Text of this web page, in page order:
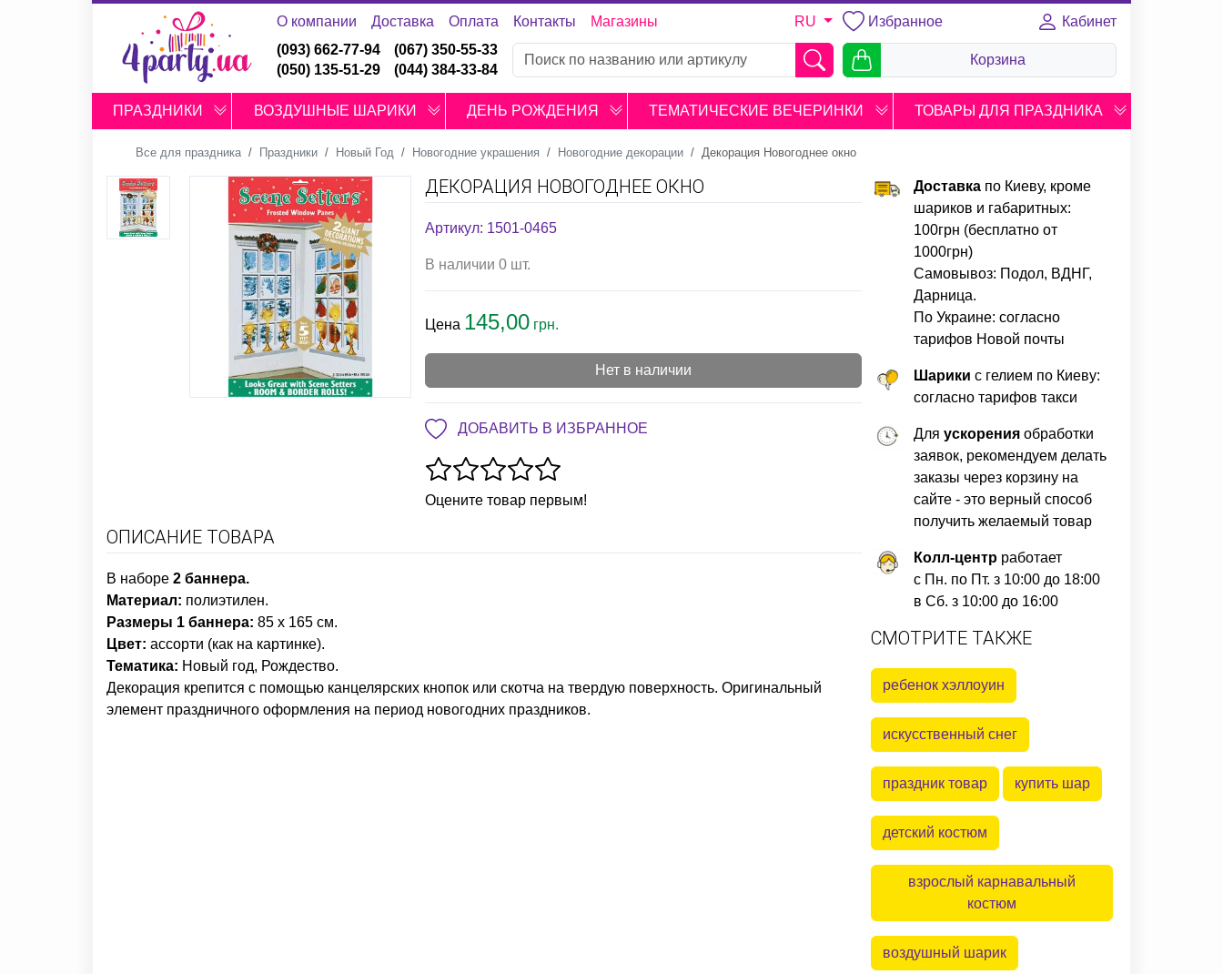
О компании Доставка Оплата Контакты Магазины RU Избранное
Кабинет
(093) 662-77-94
(050) 135-51-29
(067) 350-55-33
(044) 384-33-84
Корзина
ПРАЗДНИКИ ВОЗДУШНЫЕ ШАРИКИ ДЕНЬ РОЖДЕНИЯ ТЕМАТИЧЕСКИЕ ВЕЧЕРИНКИ ТОВАРЫ ДЛЯ ПРАЗДНИКА
Все для праздника Праздники Новый Год Новогодние украшения Новогодние декорации Декорация Новогоднее окно
ДЕКОРАЦИЯ НОВОГОДНЕЕ ОКНО
Артикул: 1501-0465
В наличии 0 шт.
Цена 145,00 грн.
Нет в наличии
ДОБАВИТЬ В ИЗБРАННОЕ
Оцените товар первым!
ОПИСАНИЕ ТОВАРА
В наборе 2 баннера.
Материал: полиэтилен.
Размеры 1 баннера: 85 х 165 см.
Цвет: ассорти (как на картинке).
Тематика: Новый год, Рождество.
Декорация крепится с помощью канцелярских кнопок или скотча на твердую поверхность. Оригинальный
элемент праздничного оформления на период новогодних праздников.
Доставкапо Киеву, кроме
шариков и габаритных:
100грн (бесплатно от
1000грн)
Самовывоз: Подол, ВДНГ,
Дарница.
По Украине: согласно
тарифов Новой почты
Шарики с гелием по Киеву:
согласно тарифов такси
Для ускоренияобработки
заявок, рекомендуем делать
заказы через корзину на
сайте - это верный способ
получить желаемый товар
Колл-центрработает
с Пн. по Пт. з 10:00 до 18:00
в Сб. з 10:00 до 16:00
СМОТРИТЕ ТАКЖЕ
ребенок хэллоуин
искусственный снег
праздник товар купить шар
детский костюм
взрослый карнавальный
костюм
воздушный шарик